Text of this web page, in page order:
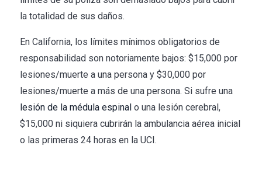
la totalidad de sus daños.
En California, los límites mínimos obligatorios de
responsabilidad son notoriamente bajos: $15,000 por
lesiones/muerte a una persona y $30,000 por
lesiones/muerte a más de una persona. Si sufre una
lesión de la médula espinal o una lesión cerebral,
$15,000 ni siquiera cubrirán la ambulancia aérea inicial
o las primeras 24 horas en la UCI.